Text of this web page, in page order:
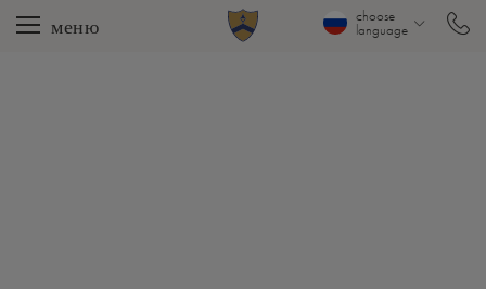
меню
choose
language